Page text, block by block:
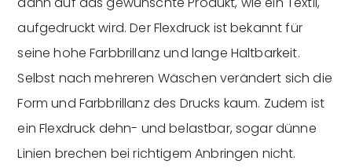
aufgedruckt wird. Der Flexdruck ist bekannt für
seine hohe Farbbrillanz und lange Haltbarkeit.
Selbst nach mehreren Wäschen verändert sich die
Form und Farbbrillanz des Drucks kaum. Zudem ist
ein Flexdruck dehn- und belastbar, sogar dünne
Linien brechen bei richtigem Anbringen nicht.